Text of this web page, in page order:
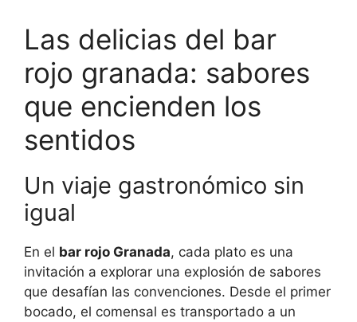
Las delicias del bar
rojo granada: sabores
que encienden los
sentidos
Un viaje gastronómico sin
igual
En el bar rojo Granada, cada plato es una
invitación a explorar una explosión de sabores
que desafían las convenciones. Desde el primer
bocado, el comensal es transportado a un